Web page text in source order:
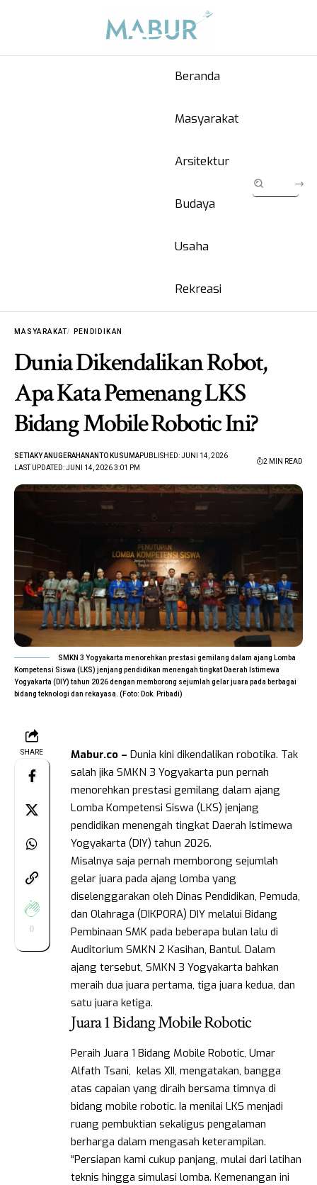
Beranda
Masyarakat
Arsitektur
Budaya
Usaha
Rekreasi
MASYARAKAT PENDIDIKAN
Dunia Dikendalikan Robot,
Apa Kata Pemenang LKS
Bidang Mobile Robotic Ini?
LAST UPDATED: JUNI 14, 2026 3:01 PM
SETIAKY ANUGERAHANANTO KUSUMAPUBLISHED: JUNI 14, 2026
2 MIN READ
SMKN 3 Yogyakarta menorehkan prestasi gemilang dalam ajang Lomba
Kompetensi Siswa (LKS) jenjang pendidikan menengah tingkat Daerah Istimewa
Yogyakarta (DIY) tahun 2026 dengan memborong sejumlah gelar juara pada berbagai
bidang teknologi dan rekayasa. (Foto: Dok. Pribadi)
SHARE
0
Mabur.co – Dunia kini dikendalikan robotika. Tak
salah jika SMKN 3 Yogyakarta pun pernah
menorehkan prestasi gemilang dalam ajang
Lomba Kompetensi Siswa (LKS) jenjang
pendidikan menengah tingkat Daerah Istimewa
Yogyakarta (DIY) tahun 2026.
Misalnya saja pernah memborong sejumlah
gelar juara pada ajang lomba yang
diselenggarakan oleh Dinas Pendidikan, Pemuda,
dan Olahraga (DIKPORA) DIY melalui Bidang
Pembinaan SMK pada beberapa bulan lalu di
Auditorium SMKN 2 Kasihan, Bantul. Dalam
ajang tersebut, SMKN 3 Yogyakarta bahkan
meraih dua juara pertama, tiga juara kedua, dan
satu juara ketiga.
Juara 1 Bidang Mobile Robotic
Peraih Juara 1 Bidang Mobile Robotic, Umar
Alfath Tsani, kelas XII, mengatakan, bangga
atas capaian yang diraih bersama timnya di
bidang mobile robotic. Ia menilai LKS menjadi
ruang pembuktian sekaligus pengalaman
berharga dalam mengasah keterampilan.
“Persiapan kami cukup panjang, mulai dari latihan
teknis hingga simulasi lomba. Kemenangan ini